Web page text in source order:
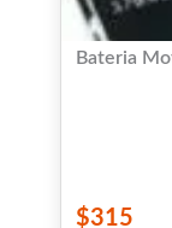
Bateria
$315